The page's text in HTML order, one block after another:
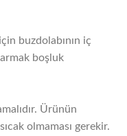
buzdolabının iç
boşluk
Ürünün
olmaması gerekir.